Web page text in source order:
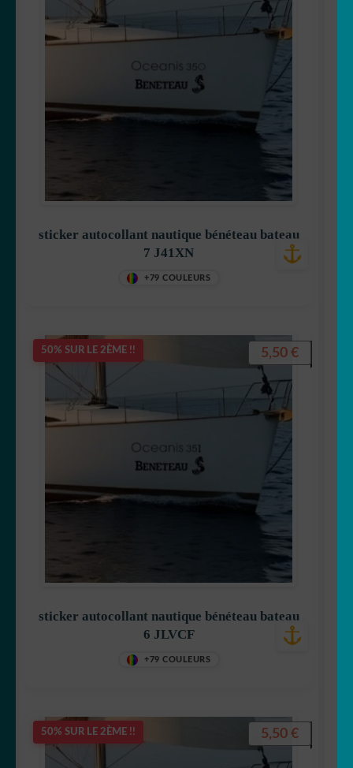
sticker autocollant nautique bénéteau bateau
7 J41XN
+79 COULEURS
50% SUR LE 2ÈME !!
sticker autocollant nautique bénéteau bateau
6 JLVCF
+79 COULEURS
5,50 €
50% SUR LE 2ÈME !! 5,50 €